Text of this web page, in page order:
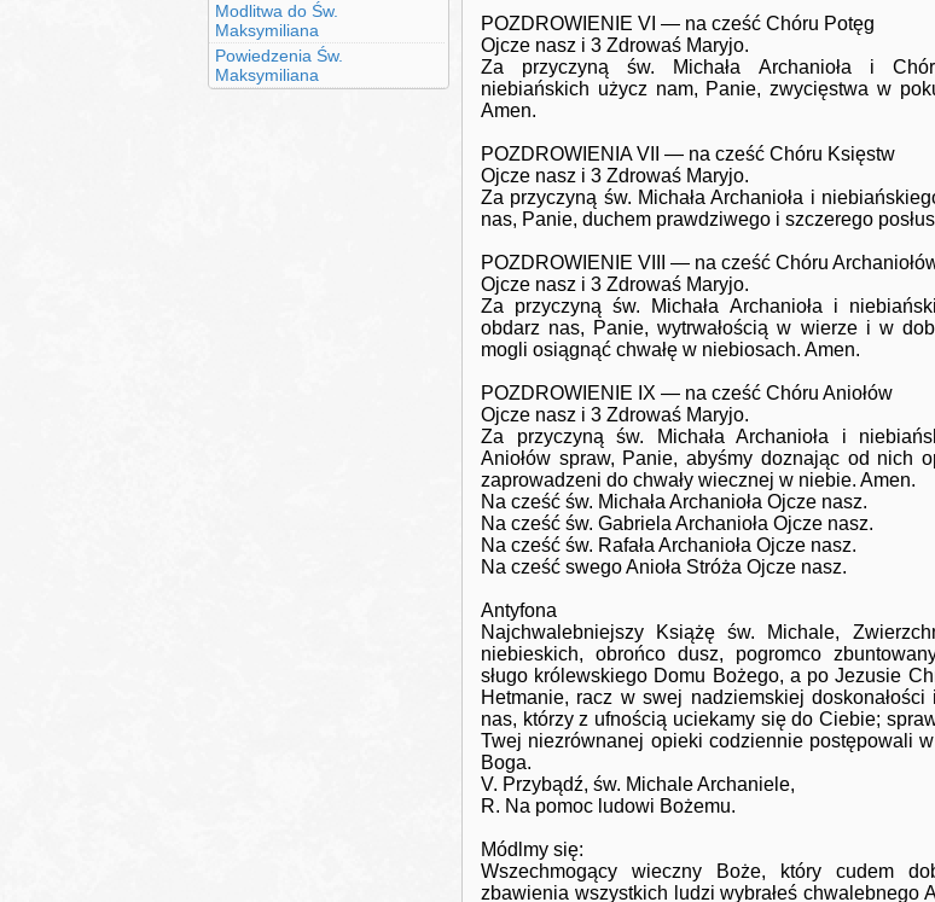
Modlitwa do Św.
Maksymiliana
Powiedzenia Św.
Maksymiliana
POZDROWIENIE VI — na cześć Chóru Potęg
Ojcze nasz i 3 Zdrowaś Maryjo.
Za przyczyną św. Michała Archanioła i
niebiańskich użycz nam, Panie, zwycięstwa w
Amen.
POZDROWIENIA VII — na cześć Chóru Księstw
Ojcze nasz i 3 Zdrowaś Maryjo.
Za przyczyną św. Michała Archanioła i
nas, Panie, duchem prawdziwego i szczerego
POZDROWIENIE VIII — na cześć Chóru
Ojcze nasz i 3 Zdrowaś Maryjo.
Za przyczyną św. Michała Archanioła i
obdarz nas, Panie, wytrwałością w wierze i w
mogli osiągnąć chwałę w niebiosach. Amen.
POZDROWIENIE IX — na cześć Chóru Aniołów
Ojcze nasz i 3 Zdrowaś Maryjo.
Za przyczyną św. Michała Archanioła i
Aniołów spraw, Panie, abyśmy doznając od nich
zaprowadzeni do chwały wiecznej w niebie. Amen.
Na cześć św. Michała Archanioła Ojcze nasz.
Na cześć św. Gabriela Archanioła Ojcze nasz.
Na cześć św. Rafała Archanioła Ojcze nasz.
Na cześć swego Anioła Stróża Ojcze nasz.
Antyfona
Najchwalebniejszy Książę św. Michale,
niebieskich, obrońco dusz, pogromco
sługo królewskiego Domu Bożego, a po Jezusie
Hetmanie, racz w swej nadziemskiej
nas, którzy z ufnością uciekamy się do Ciebie;
Twej niezrównanej opieki codziennie postępowali
Boga.
V. Przybądź, św. Michale Archaniele,
R. Na pomoc ludowi Bożemu.
Módlmy się:
Wszechmogący wieczny Boże, który cudem
zbawienia wszystkich ludzi wybrałeś chwalebnego